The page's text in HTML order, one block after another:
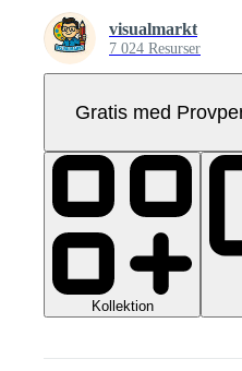
visualmarkt
7 024 Resurser
Gratis med
Kollektion